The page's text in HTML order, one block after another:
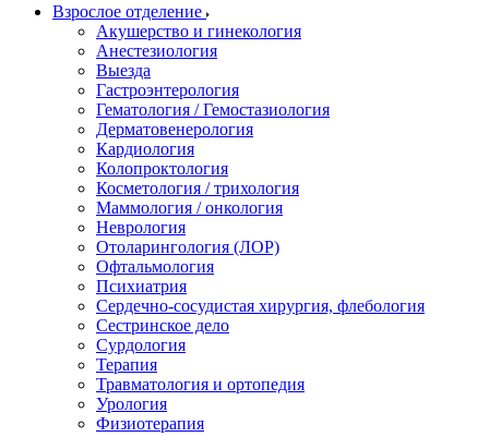
Взрослое отделение
Акушерство и гинекология
Анестезиология
Выезда
Гастроэнтерология
Гематология / Гемостазиология
Дерматовенерология
Кардиология
Колопроктология
Косметология / трихология
Маммология / онкология
Неврология
Отоларингология (ЛОР)
Офтальмология
Психиатрия
Сердечно-сосудистая хирургия, флебология
Сестринское дело
Сурдология
Терапия
Травматология и ортопедия
Урология
Физиотерапия